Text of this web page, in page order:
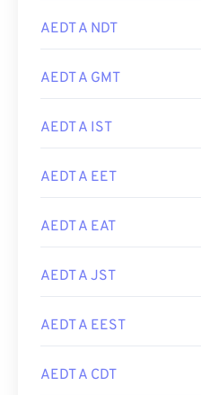
AEDT A NDT
AEDT A GMT
AEDT A IST
AEDT A EET
AEDT A EAT
AEDT A JST
AEDT A EEST
AEDT A CDT